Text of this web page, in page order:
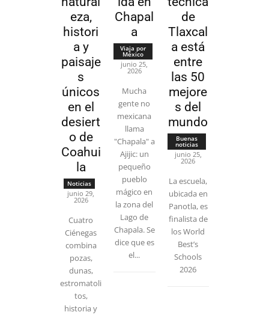
eza,
histori
a y
paisaje
s
únicos
en el
desiert
o de
Coahui
la
Noticias
junio 29,
2026
Cuatro
Ciénegas
combina
pozas,
dunas,
estromatoli
tos,
historia y
Chapal
a
Viaja por
México
junio 25,
2026
Mucha
gente no
mexicana
llama
"Chapala" a
Ajijic: un
pequeño
pueblo
mágico en
la zona del
Lago de
Chapala. Se
dice que es
el...
de
Tlaxcal
a está
entre
las 50
mejore
s del
mundo
Buenas
noticias
junio 25,
2026
La escuela,
ubicada en
Panotla, es
finalista de
los World
Best’s
Schools
2026